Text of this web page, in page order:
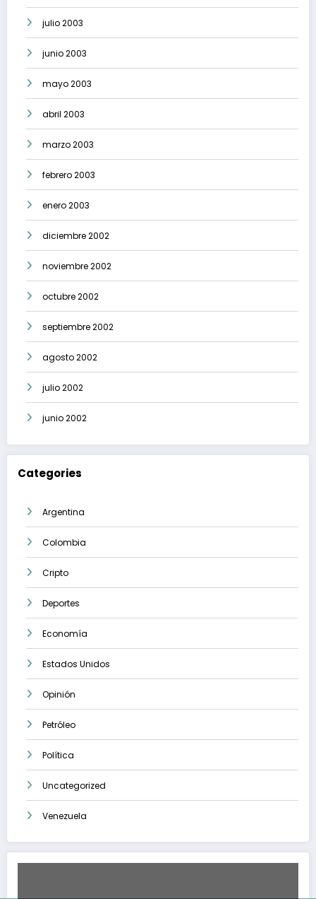
julio 2003
junio 2003
mayo 2003
abril 2003
marzo 2003
febrero 2003
enero 2003
diciembre 2002
noviembre 2002
octubre 2002
septiembre 2002
agosto 2002
julio 2002
junio 2002
Categories
Argentina
Colombia
Cripto
Deportes
Economía
Estados Unidos
Opinión
Petróleo
Política
Uncategorized
Venezuela